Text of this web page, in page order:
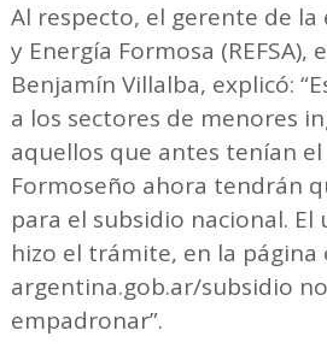
Al respecto, el gerente de la
y Energía Formosa (REFSA),
Benjamín Villalba, explicó:
a los sectores de menores
aquellos que antes tenían
Formoseño ahora tendrán
para el subsidio nacional. El
hizo el trámite, en la página
argentina.gob.ar/subsidio
empadronar”.